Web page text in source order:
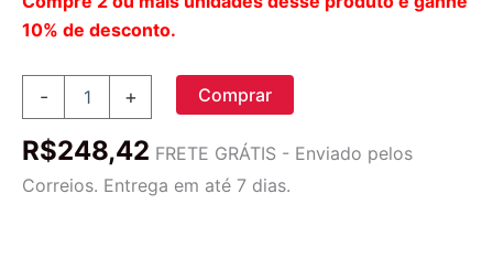
10% de desconto.
-
C-
com
+ Comprar
R$248,42 FRETE GRÁTIS - Enviado pelos
Correios. Entrega em até 7 dias.